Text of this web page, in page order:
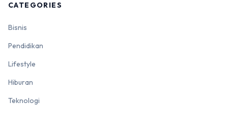
CATEGORIES
Bisnis
Pendidikan
Lifestyle
Hiburan
Teknologi